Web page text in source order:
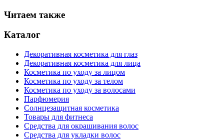
Читаем также
Каталог
Декоративная косметика для глаз
Декоративная косметика для лица
Косметика по уходу за лицом
Косметика по уходу за телом
Косметика по уходу за волосами
Парфюмерия
Солнцезащитная косметика
Товары для фитнеса
Средства для окрашивания волос
Средства для укладки волос